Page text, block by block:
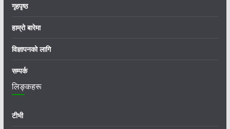
गृहपृष्ठ
हाम्रो बारेमा
विज्ञापनको लागि
सम्पर्क
लिङ्कहरू
टीभी